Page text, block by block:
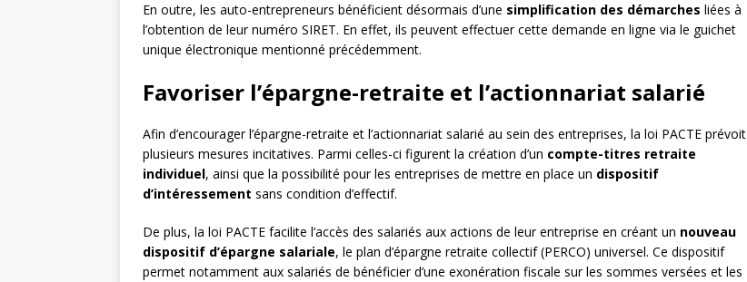
En outre, les auto-entrepreneurs bénéficient désormais d’une simplification des démarches liées à
l’obtention de leur numéro SIRET. En effet, ils peuvent effectuer cette demande en ligne via le guichet
unique électronique mentionné précédemment.
Favoriser l’épargne-retraite et l’actionnariat salarié
Afin d’encourager l’épargne-retraite et l’actionnariat salarié au sein des entreprises, la loi PACTE prévoit
plusieurs mesures incitatives. Parmi celles-ci figurent la création d’un compte-titres retraite
individuel, ainsi que la possibilité pour les entreprises de mettre en place un dispositif
d’intéressement sans condition d’effectif.
De plus, la loi PACTE facilite l’accès des salariés aux actions de leur entreprise en créant un nouveau
dispositif d’épargne salariale, le plan d’épargne retraite collectif (PERCO) universel. Ce dispositif
permet notamment aux salariés de bénéficier d’une exonération fiscale sur les sommes versées et les